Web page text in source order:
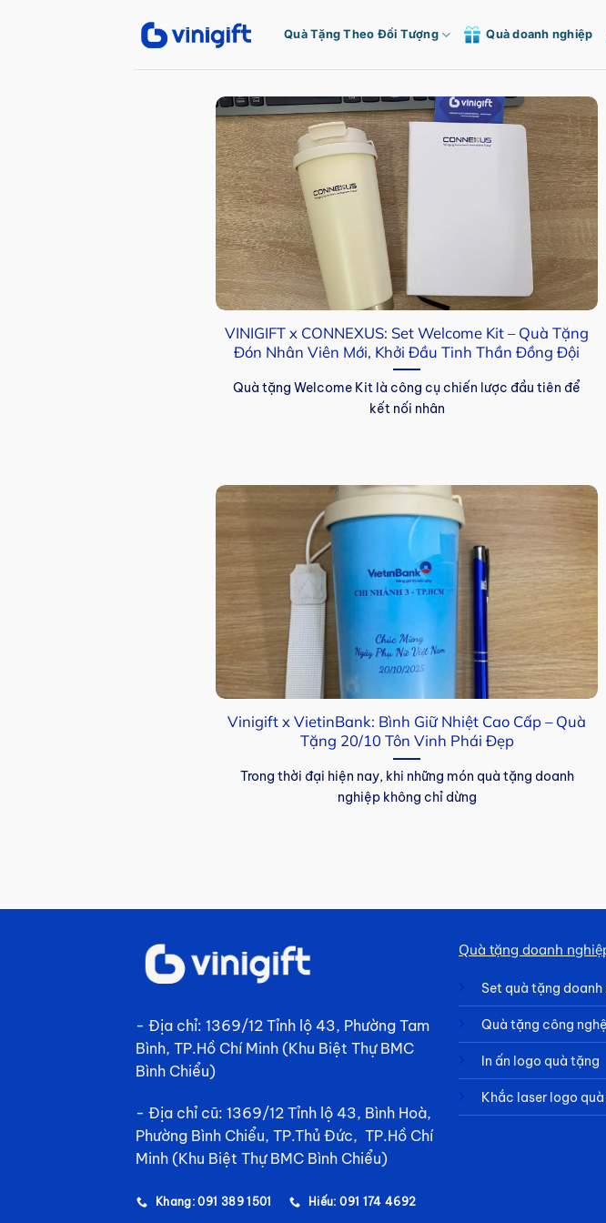
Quà Tặng Theo Đối Tượng Quà doanh nghiệp
VINIGIFT x CONNEXUS: Set Welcome Kit – Quà Tặng
Đón Nhân Viên Mới, Khởi Đầu Tinh Thần Đồng Đội
Quà tặng Welcome Kit là công cụ chiến lược đầu tiên để
kết nối nhân
Vinigift x VietinBank: Bình Giữ Nhiệt Cao Cấp – Quà
Tặng 20/10 Tôn Vinh Phái Đẹp
Trong thời đại hiện nay, khi những món quà tặng doanh
nghiệp không chỉ dừng
- Địa chỉ: 1369/12 Tỉnh lộ 43, Phường Tam
Bình, TP.Hồ Chí Minh (Khu Biệt Thự BMC
Bình Chiểu)
- Địa chỉ cũ: 1369/12 Tỉnh lộ 43, Bình Hoà,
Phường Bình Chiểu, TP.Thủ Đức, TP.Hồ Chí
Minh (Khu Biệt Thự BMC Bình Chiểu)
Khang: 091 389 1501 Hiếu: 091 174 4692
Quà tặng doanh
Set quà tặng
Quà tặng công nghệ
In ấn logo quà tặng
Khắc laser logo